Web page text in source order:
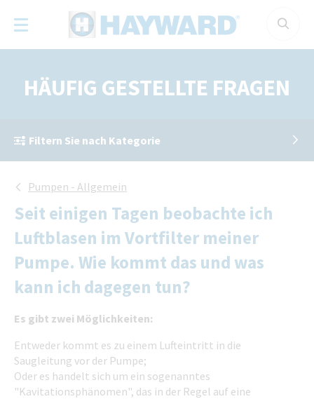
HÄUFIG GESTELLTE FRAGEN
Filtern Sie nach Kategorie
Pumpen - Allgemein
Seit einigen Tagen beobachte ich
Luftblasen im Vortfilter meiner
Pumpe. Wie kommt das und was
kann ich dagegen tun?
Es gibt zwei Möglichkeiten:
Entweder kommt es zu einem Lufteintritt in die
Saugleitung vor der Pumpe;
Oder es handelt sich um ein sogenanntes
"Kavitationsphänomen", das in der Regel auf eine